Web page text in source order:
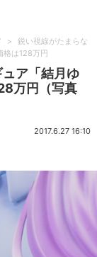
>
鋭い視線がたまらな
格は128万円
ア「結月ゆ
万円（写真
2017.6.27 16:10